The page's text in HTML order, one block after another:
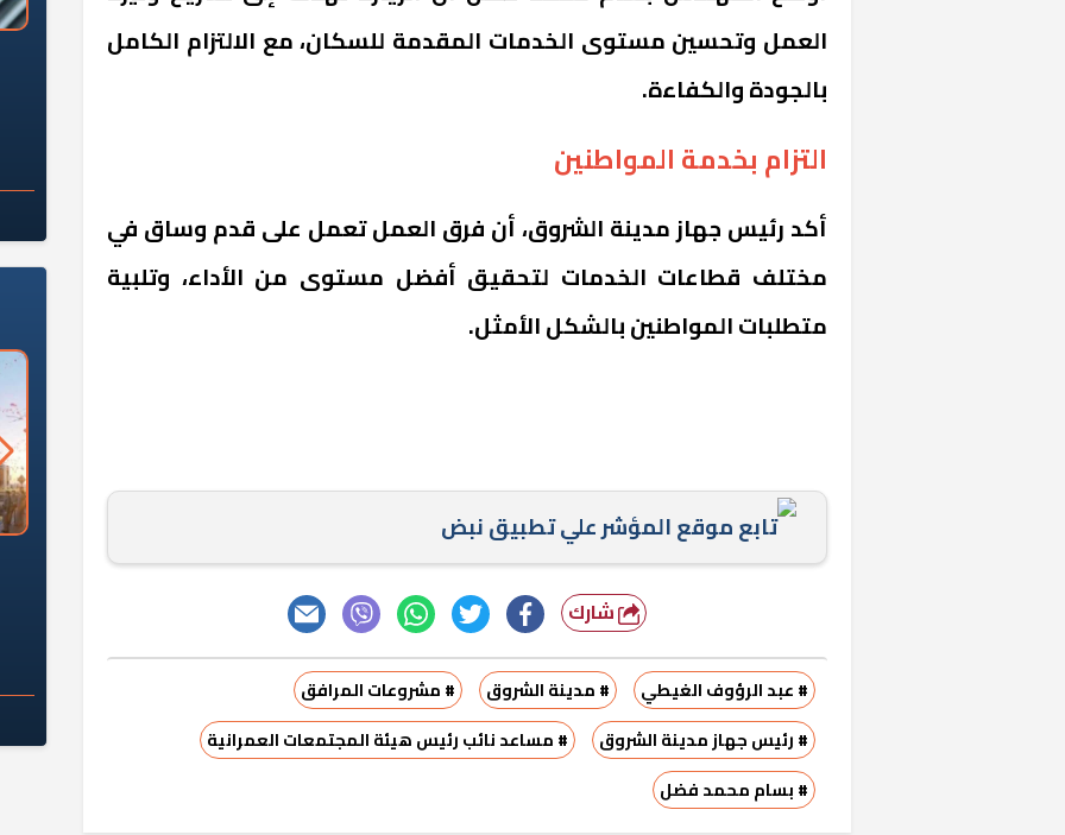
العمل وتحسين مستوى الخدمات المقدمة للسكان، مع الالتزام الكامل
بالجودة والكفاءة.
التزام بخدمة المواطنين
أكد رئيس جهاز مدينة الشروق، أن فرق العمل تعمل على قدم وساق في
مختلف قطاعات الخدمات لتحقيق أفضل مستوى من الأداء، وتلبية
متطلبات المواطنين بالشكل الأمثل.
تابع موقع المؤشر علي تطبيق نبض
شارك
# عبد الرؤوف الغيطي # مدينة الشروق
# مشروعات المرافق
# رئيس جهاز مدينة الشروق
# مساعد نائب رئيس هيئة المجتمعات العمرانية
# بسام محمد فضل
«وزارة الآثار»: العُثور على 10 توابيت سلامة الغذاء: 285 ألف طن صادرات
«المؤشر» يطرح السؤال الصعب: هل
كان اختيار خريج معهد العاشر من
رمضان وزيرًا للإسكان قرارًا صائبًا؟
لماذا تخالف الشركات العقارية
تعليمات الرئيس السيسي؟